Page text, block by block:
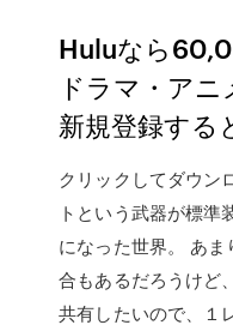
Huluなら
ドラマ・ア
新規登録する
クリックしてダウン
トという武器が標準
になった世界。 あ
合もあるだろうけど
共有したいので、１